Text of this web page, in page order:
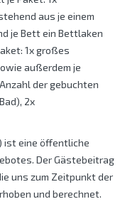
aus je einem
je Bett ein Bettlaken
1x großes
außerdem je
der gebuchten
2x
ist eine öffentliche
Der Gästebeitrag
uns zum Zeitpunkt der
und berechnet.